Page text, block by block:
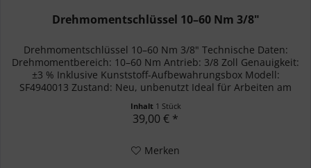
Drehmomentschlüssel 10–60 Nm 3/8"
Drehmomentschlüssel 10–60 Nm 3/8" Technische Daten:
Drehmomentbereich: 10–60 Nm Antrieb: 3/8 Zoll Genauigkeit:
±3 % Inklusive Kunststoff-Aufbewahrungsbox Modell:
SF4940013 Zustand: Neu, unbenutzt Ideal für Arbeiten am
Inhalt 1 Stück
39,00 € *
Merken